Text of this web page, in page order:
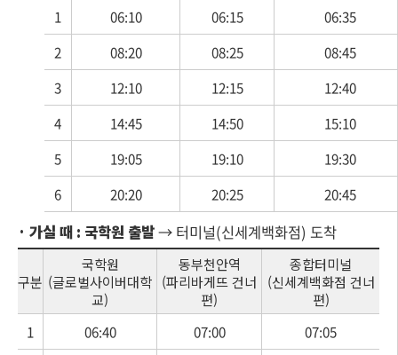
1 06:10 06:15
06:35
2
08:20 08:25
08:45
3
12:10 12:15
12:40
4
14:45 14:50
15:10
5
19:05 19:10
19:30
6
20:20 20:25 20:45
· 가실 때 : 국학원 출발→ 터미널(신세계백화점) 도착
구분
국학원
(글로벌사이버대학
교)
동부천안역
(파리바게뜨 건너
편)
종합터미널
(신세계백화점 건너
편)
1 06:40 07:00
07:05